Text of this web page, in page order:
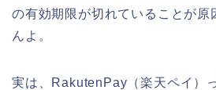
の有効期限が切れていることが原
んよ。
実は、RakutenPay（楽天ペイ）